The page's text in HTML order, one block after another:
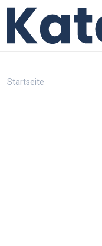
Startseite